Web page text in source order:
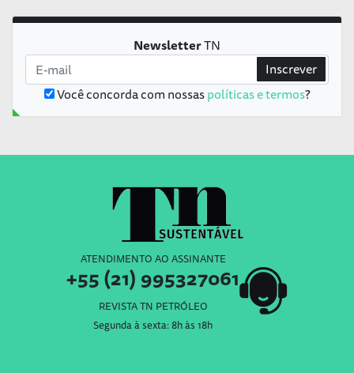
NewsletterTN
Você concorda com nossaspolíticas e termos?
Inscrever
ATENDIMENTO AO ASSINANTE
+55 (21) 995327061
REVISTA TN PETRÓLEO
Segunda à sexta: 8h às 18h